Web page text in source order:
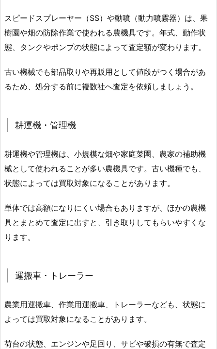
スピードスプレーヤー（SS）や動噴（動力噴霧器）は、果
樹園や畑の防除作業で使われる農機具です。年式、動作状
態、タンクやポンプの状態によって査定額が変わります。
古い機械でも部品取りや再販用として値段がつく場合があ
るため、処分する前に複数社へ査定を依頼しましょう。
耕運機・管理機
耕運機や管理機は、小規模な畑や家庭菜園、農家の補助機
械として使われることが多い農機具です。古い機種でも、
状態によっては買取対象になることがあります。
単体では高額になりにくい場合もありますが、ほかの農機
具とまとめて査定に出すと、引き取りしてもらいやすくな
ります。
運搬車・トレーラー
農業用運搬車、作業用運搬車、トレーラーなども、状態に
よっては買取対象になることがあります。
荷台の状態、エンジンや足回り、サビや破損の有無で査定